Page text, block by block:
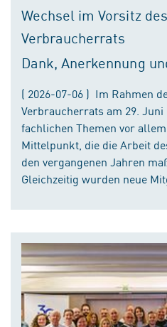
Wechsel im Vorsitz
Verbraucherrats
Dank, Anerkennung
( 2026-07-06 ) Im Rahmen
Verbraucherrats am 29. Juni
fachlichen Themen vor
Mittelpunkt, die die Arbeit
den vergangenen Jahren
Gleichzeitig wurden neue